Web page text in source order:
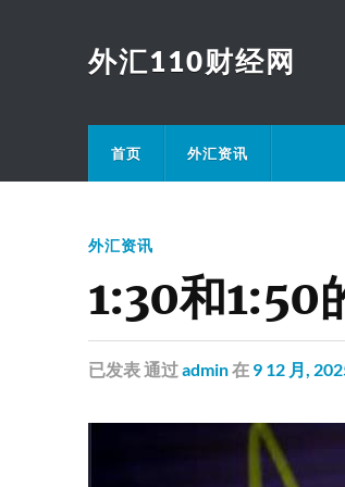
外汇110财经网
首页 外汇资讯
外汇资讯
1:30和1:50
已发表通过admin在 9 12 月,